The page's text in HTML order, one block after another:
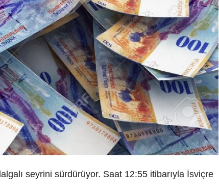
seyrini sürdürüyor. Saat 12:55 itibarıyla İsviçre